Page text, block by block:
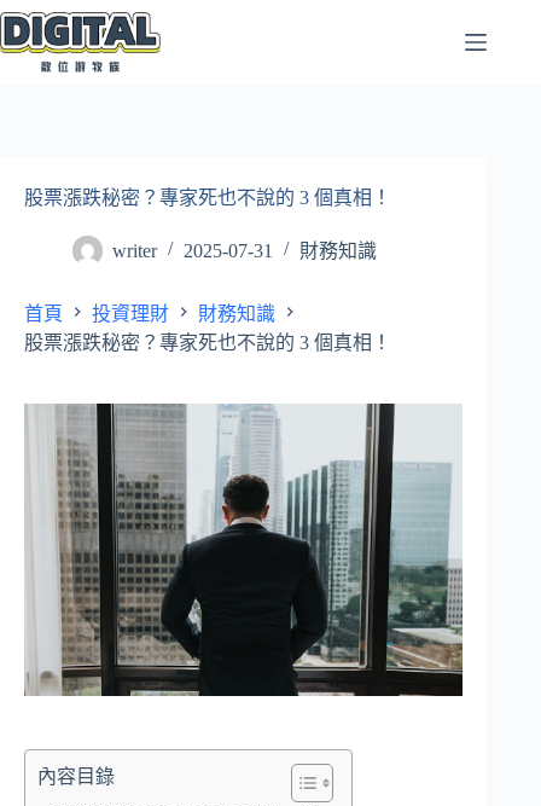
跳
至
股票漲跌秘密？專家死也不說的 3 個真相！
writer 2025-07-31 財務知識
首頁 投資理財
財務知識
股票漲跌秘密？專家死也不說的 3 個真相！
內容目錄